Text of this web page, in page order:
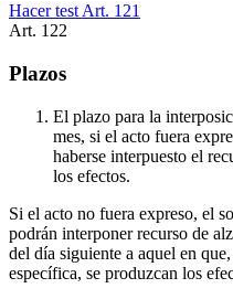
Hacer test Art. 121
Art. 122
Plazos
El plazo para la
mes, si el acto fuera
haberse interpuesto el
los efectos.
Si el acto no fuera expreso, el
podrán interponer recurso de
del día siguiente a aquel en
específica, se produzcan los